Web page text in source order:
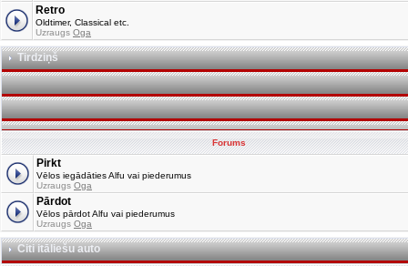
Retro
Oldtimer, Classical etc.
Uzraugs Oga
Tirdziņš
Forums
Pirkt
Vēlos iegādāties Alfu vai piederumus
Uzraugs Oga
Pārdot
Vēlos pārdot Alfu vai piederumus
Uzraugs Oga
Citi itāliešu auto